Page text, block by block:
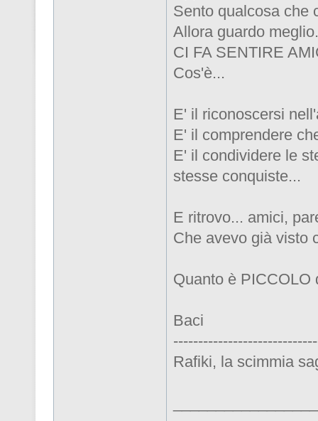
Sento qualcosa che
Allora guardo
CI FA SENTIRE
Cos'è...
E' il riconoscersi
E' il comprendere
E' il condividere le
stesse conquiste...
E ritrovo... amici,
Che avevo già visto
Quanto è PICCOLO
Baci
Rafiki, la scimmia